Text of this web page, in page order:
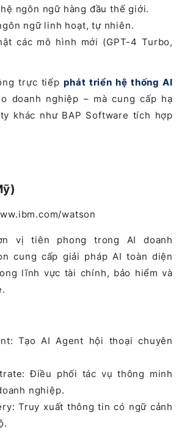
ngôn ngữ hàng đầu thế giới.
ngữ linh hoạt, tự nhiên.
các mô hình mới (GPT-4 Turbo,
trực tiếpphát triển hệ thống AI
doanh nghiệp – mà cung cấp hạ
khác như BAP Software tích hợp
watson
vị tiên phong trong AI doanh
cung cấp giải pháp AI toàn diện
lĩnh vực tài chính, bảo hiểm và
Tạo AI Agent hội thoại chuyên
Điều phối tác vụ thông minh
nghiệp.
Truy xuất thông tin có ngữ cảnh